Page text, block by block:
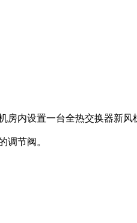
内设置一台全热交换器新风
调节阀。